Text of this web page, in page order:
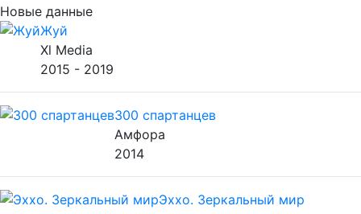
Новые данные
Жуй
Xl Media
2015 - 2019
300 спартанцев
Амфора
2014
Эххо. Зеркальный мир